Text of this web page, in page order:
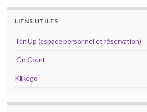
LIENS UTILES
Ten’Up (espace personnel et réservation)
On Court
Klikego